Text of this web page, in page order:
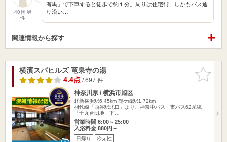
40代 男
性
有馬」で下車すると徒歩で約１分。周りは住宅街、しかもバス通
り沿い…
関連情報から探す
お気に入
りに追加
横濱スパヒルズ 竜泉寺の湯
4.4点/ 697 件
神奈川県 / 横浜市旭区
北新横浜駅6.45km 鶴ケ峰駅1.72km
相鉄線「西谷駅北口」より、神奈中バス・市バス62系統
「千丸台団地」下…
営業時間 6:00～25:00
入浴料金 880円～
日帰り 冷え性